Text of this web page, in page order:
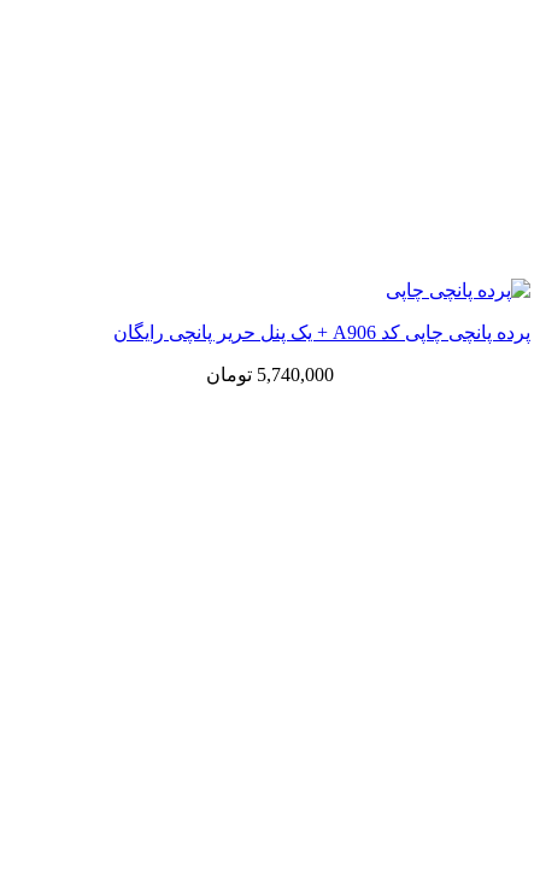
پرده پانچی چاپی کد A906 + یک پنل حریر پانچی رایگان
5,740,000 تومان